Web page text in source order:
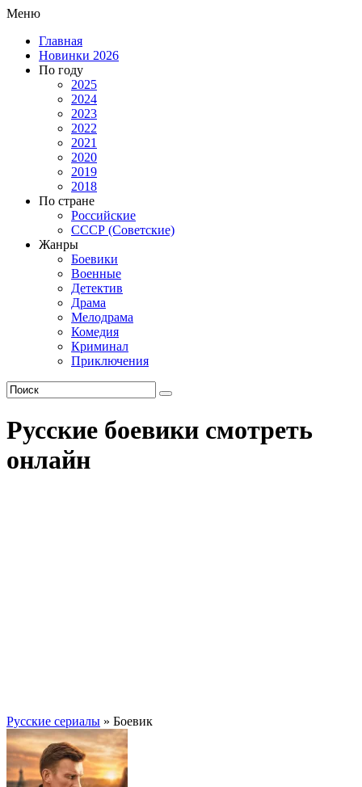
Меню
Главная
Новинки 2026
По году
2025
2024
2023
2022
2021
2020
2019
2018
По стране
Российские
СССР (Советские)
Жанры
Боевики
Военные
Детектив
Драма
Мелодрама
Комедия
Криминал
Приключения
Русские боевики смотреть
онлайн
Русские сериалы » Боевик